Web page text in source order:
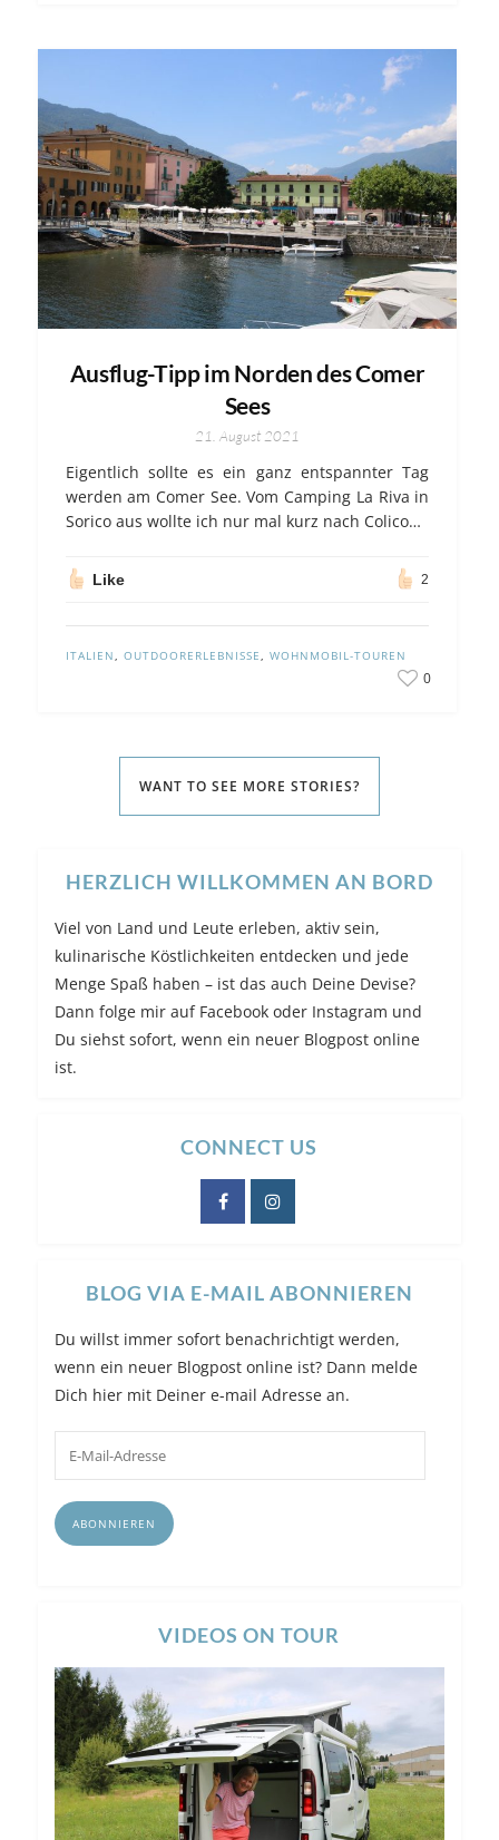
Ausflug-Tipp im Norden des Comer
Sees
21. August 2021
Eigentlich sollte es ein ganz entspannter Tag
werden am Comer See. Vom Camping La Riva in
Sorico aus wollte ich nur mal kurz nach Colico…
Like 2
ITALIEN, OUTDOORERLEBNISSE, WOHNMOBIL-TOUREN
0
WANT TO SEE MORE STORIES?
HERZLICH WILLKOMMEN AN BORD
Viel von Land und Leute erleben, aktiv sein,
kulinarische Köstlichkeiten entdecken und jede
Menge Spaß haben – ist das auch Deine Devise?
Dann folge mir auf Facebook oder Instagram und
Du siehst sofort, wenn ein neuer Blogpost online
ist.
CONNECT US
BLOG VIA E-MAIL ABONNIEREN
Du willst immer sofort benachrichtigt werden,
wenn ein neuer Blogpost online ist? Dann melde
Dich hier mit Deiner e-mail Adresse an.
Adresse
ABONNIEREN
VIDEOS ON TOUR